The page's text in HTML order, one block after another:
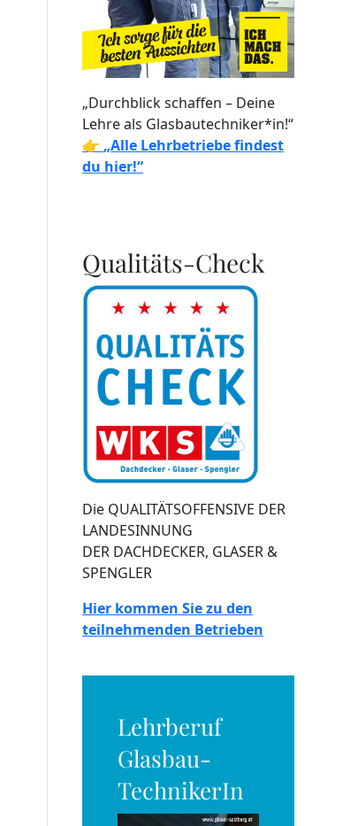
„Durchblick schaffen – Deine
Lehre als Glasbautechniker*in!“
👉 „Alle Lehrbetriebe findest
du hier!“
Qualitäts-Check
Die QUALITÄTSOFFENSIVE DER
LANDESINNUNG
DER DACHDECKER, GLASER &
SPENGLER
Hier kommen Sie zu den
teilnehmenden Betrieben
Lehrberuf
Glasbau-
TechnikerIn